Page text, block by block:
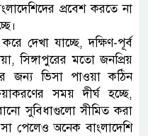
প্রবেশ করতে না
দেখা যাচ্ছে, দক্ষিণ-পূর্ব
সিঙ্গাপুরের মতো জনপ্রিয়
জন্য ভিসা পাওয়া কঠিন
সময় দীর্ঘ হচ্ছে,
সুবিধাগুলো সীমিত করা
পেলেও অনেক বাংলাদেশি